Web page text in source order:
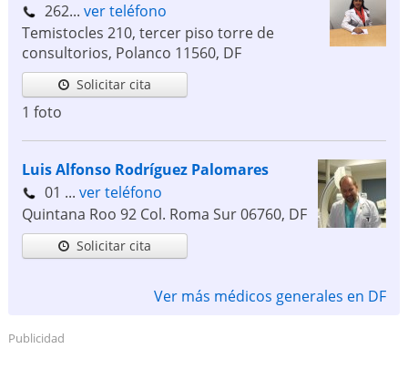
262... ver teléfono
Temistocles 210, tercer piso torre de
consultorios, Polanco 11560, DF
Solicitar cita
1 foto
Luis Alfonso Rodríguez Palomares
01 ... ver teléfono
Quintana Roo 92 Col. Roma Sur06760, DF
Solicitar cita
Ver más médicos generales en DF
Publicidad